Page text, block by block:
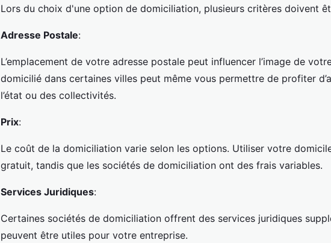
Lors du choix d'une option de domiciliation, plusieurs critères doivent
Adresse Postale:
L’emplacement de votre adresse postale peut influencer l’image de
domicilié dans certaines villes peut même vous permettre de profiter
l’état ou des collectivités.
Prix:
Le coût de la domiciliation varie selon les options. Utiliser votre
gratuit, tandis que les sociétés de domiciliation ont des frais variables.
Services Juridiques:
Certaines sociétés de domiciliation offrent des services juridiques
peuvent être utiles pour votre entreprise.